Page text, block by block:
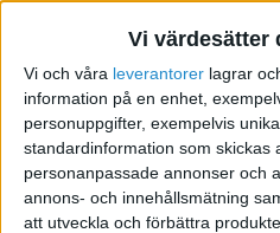
Vi värdesätter
Vi och våra leverantorer lagrar
information på en enhet,
personuppgifter, exempelvis
standardinformation som skickas
personanpassade annonser och
annons- och innehållsmätning
att utveckla och förbättra
befattning. Arbetar i
it-bolag samt driver IDTS
företag med inriktning på
ekonomi såsom, bokföring,
men också rapportering
finansiella tjänster.